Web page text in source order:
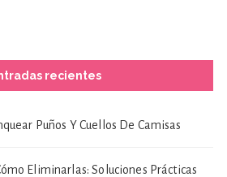
recientes
Puños Y Cuellos De Camisas
Eliminarlas: Soluciones Prácticas